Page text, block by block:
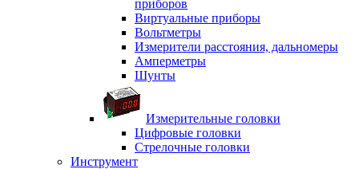
приборов
Виртуальные приборы
Вольтметры
Измерители расстояния, дальномеры
Амперметры
Шунты
Измерительные головки
Цифровые головки
Стрелочные головки
Инструмент